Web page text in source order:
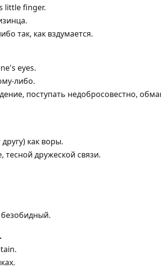
little finger.
так, как вздумается.
eyes.
либо.
поступать недобросовестно,
как воры.
дружеской связи.